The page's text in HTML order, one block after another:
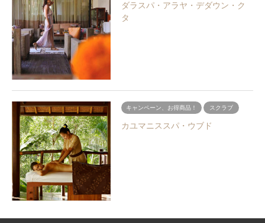
ダラスパ・アラヤ・デダウン・ク
タ
キャンペーン、お得商品！ スクラブ
カユマニススパ・ウブド